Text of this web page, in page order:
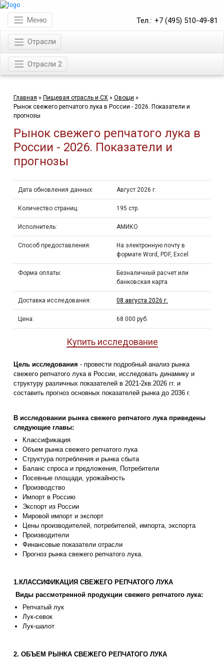
Тел.: +7 (495) 510-49-81
Меню
Отрасли
Отрасли 2
Главная » Пищевая отрасль и СХ » Овощи »
Рынок свежего репчатого лука в России - 2026. Показатели и
прогнозы
Рынок свежего репчатого лука в
России - 2026. Показатели и
прогнозы
Дата обновления данных: Август 2026 г.
Количество страниц: 195 стр.
Исполнитель: АМИКО
Способ предоставления:
На электронную почту в
формате Word, PDF, Excel
Форма оплаты:
Безналичный расчет или
банковская карта
Доставка исследования: 08 августа 2026 г.
Цена: 68 000 руб.
Купить исследование
Цель исследования - провести подробный анализ рынка
свежего репчатого лука в России, исследовать динамику и
структуру различных показателей в 2021-2кв.2026 гг. и
составить прогноз основных показателей рынка до 2036 г.
В исследовании рынка свежего репчатого лука приведены
следующие главы:
Классификация
Объем рынка свежего репчатого лука
Структура потребления и рынка сбыта
Баланс спроса и предложения, Потребители
Посевные площади, урожайность
Производство
Импорт в Россию
Экспорт из России
Мировой импорт и экспорт
Цены производителей, потребителей, импорта, экспорта
Производители
Финансовые показатели отрасли
Прогноз рынка свежего репчатого лука.
1.КЛАССИФИКАЦИЯ СВЕЖЕГО РЕПЧАТОГО ЛУКА
Виды рассмотренной продукции свежего репчатого лука:
Репчатый лук
Лук-севок
Лук-шалот
2. ОБЪЕМ РЫНКА СВЕЖЕГО РЕПЧАТОГО ЛУКА